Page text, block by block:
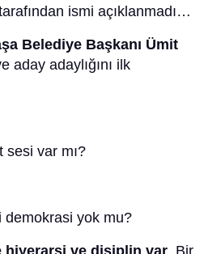
ismi açıklanmadı…
Belediye Başkanı Ümit
aday adaylığını ilk
sesi var mı?
demokrasi yok mu?
hiyerarşi ve disiplin var . Bir